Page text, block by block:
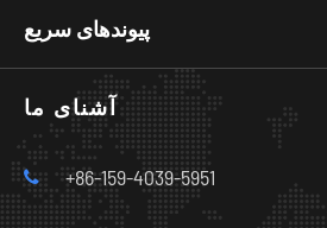
پیوندهای سریع
آشنای ما
+86-159-4039-5951